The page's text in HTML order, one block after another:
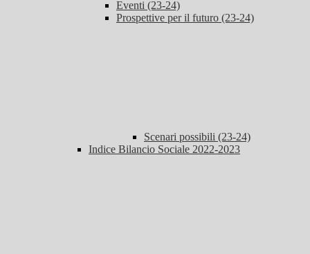
Eventi (23-24)
Prospettive per il futuro (23-24)
Scenari possibili (23-24)
Indice Bilancio Sociale 2022-2023